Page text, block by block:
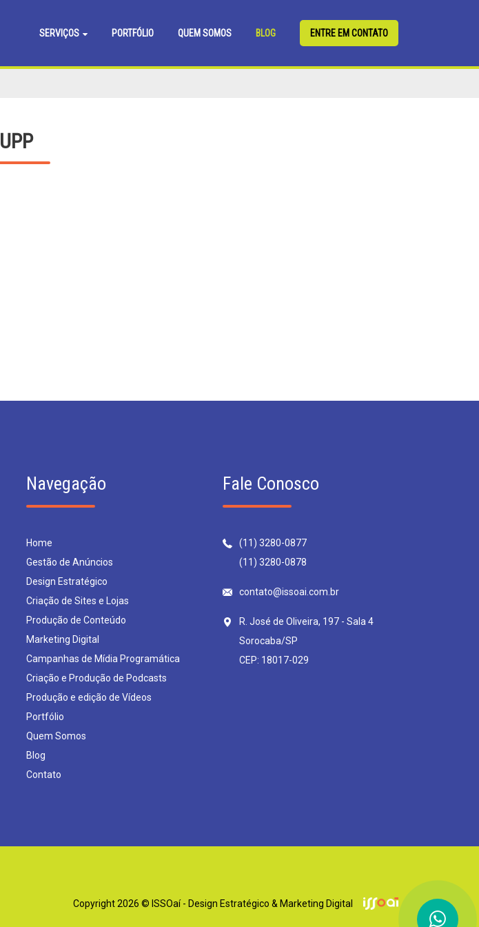
SERVIÇOS PORTFÓLIO QUEM SOMOS BLOG ENTRE EM CONTATO
UPP
Navegação
Home
Gestão de Anúncios
Design Estratégico
Criação de Sites e Lojas
Produção de Conteúdo
Marketing Digital
Campanhas de Mídia Programática
Criação e Produção de Podcasts
Produção e edição de Vídeos
Portfólio
Quem Somos
Blog
Contato
Fale Conosco
(11) 3280-0877
(11) 3280-0878
contato@issoai.com.br
R. José de Oliveira, 197 - Sala 4
Sorocaba/SP
CEP: 18017-029
Copyright 2026 © ISSOaí - Design Estratégico & Marketing Digital